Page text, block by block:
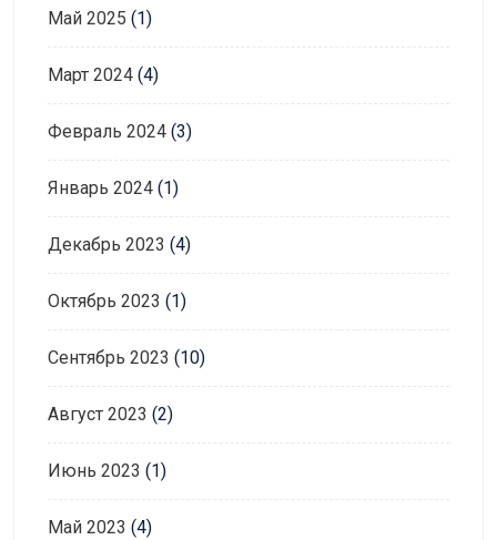
Май 2025 (1)
Март 2024 (4)
Февраль 2024 (3)
Январь 2024 (1)
Декабрь 2023 (4)
Октябрь 2023 (1)
Сентябрь 2023 (10)
Август 2023 (2)
Июнь 2023 (1)
Май 2023 (4)